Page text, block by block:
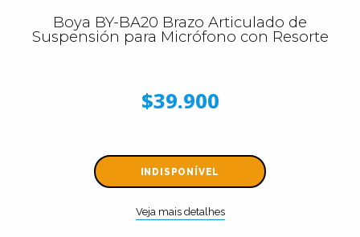
Boya BY-BA20 Brazo Articulado de
Suspensión para Micrófono con Resorte
$39.900
INDISPONÍVEL
Veja mais detalhes